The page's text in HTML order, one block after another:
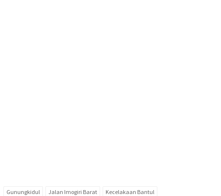
Gunungkidul Jalan Imogiri Barat
Kecelakaan Bantul